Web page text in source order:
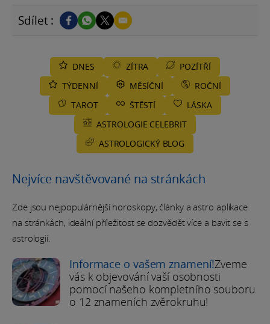
Sdílet :
DNES ZÍTRA
POZÍTŘÍ
TÝDENNÍ
MĚSÍČNÍ
ROČNÍ
TAROT
ŠTĚSTÍ
LÁSKA
ASTROLOGIE CELEBRIT
ASTROLOGICKÝ BLOG
Nejvíce navštěvované na stránkách
Zde jsou nejpopulárnější horoskopy, články a astro aplikace
na stránkách, ideální příležitost se dozvědět více a bavit se s
astrologií.
Informace o vašem znamení!Zveme
vás k objevování vaší osobnosti
pomocí našeho kompletního souboru
o 12 znameních zvěrokruhu!